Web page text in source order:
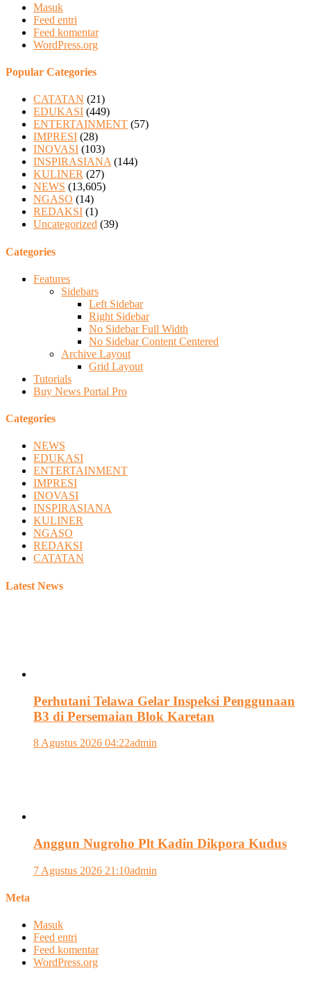
Masuk
Feed entri
Feed komentar
WordPress.org
Popular Categories
CATATAN (21)
EDUKASI (449)
ENTERTAINMENT (57)
IMPRESI (28)
INOVASI (103)
INSPIRASIANA (144)
KULINER (27)
NEWS (13,605)
NGASO (14)
REDAKSI (1)
Uncategorized (39)
Categories
Features
Sidebars
Left Sidebar
Right Sidebar
No Sidebar Full Width
No Sidebar Content Centered
Archive Layout
Grid Layout
Tutorials
Buy News Portal Pro
Categories
NEWS
EDUKASI
ENTERTAINMENT
IMPRESI
INOVASI
INSPIRASIANA
KULINER
NGASO
REDAKSI
CATATAN
Latest News
Perhutani Telawa Gelar Inspeksi Penggunaan
B3 di Persemaian Blok Karetan
8 Agustus 2026 04:22admin
Anggun Nugroho Plt Kadin Dikpora Kudus
7 Agustus 2026 21:10admin
Meta
Masuk
Feed entri
Feed komentar
WordPress.org